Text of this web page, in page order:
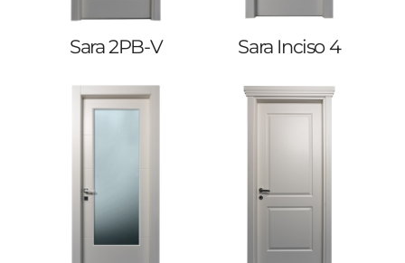
Sara 2PB-V Sara Inciso 4